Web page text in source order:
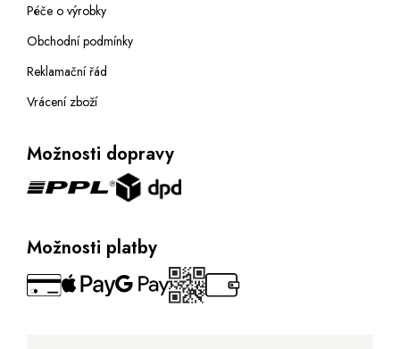
Péče o výrobky
Obchodní podmínky
Reklamační řád
Vrácení zboží
Možnosti dopravy
Možnosti platby